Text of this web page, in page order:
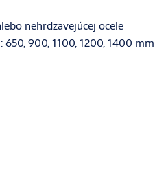
nehrdzavejúcej ocele
900, 1100, 1200, 1400 mm